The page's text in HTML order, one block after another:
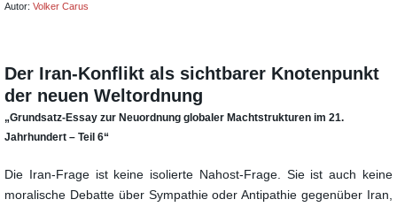
Autor: Volker Carus
Der Iran-Konflikt als sichtbarer Knotenpunkt
der neuen Weltordnung
„Grundsatz-Essay zur Neuordnung globaler Machtstrukturen im 21.
Jahrhundert – Teil 6“
Die Iran-Frage ist keine isolierte Nahost-Frage. Sie ist auch keine
moralische Debatte über Sympathie oder Antipathie gegenüber Iran,